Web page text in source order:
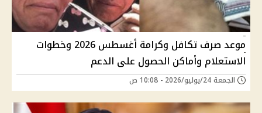
موعد صرف تكافل وكرامة أغسطس 2026 وخطوات
الاستعلام وأماكن الحصول على الدعم
الجمعة 24/يوليو/2026 - 10:08 ص